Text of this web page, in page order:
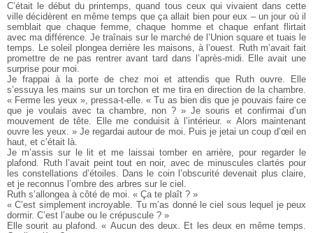
C’était le début du printemps, quand tous ceux qui vivaient dans cette
ville décidèrent en même temps que ça allait bien pour eux – un jour où il
semblait que chaque femme, chaque homme et chaque enfant flirtait
avec ma différence. Je traînais sur le marché de l’Union square et tuais le
temps. Le soleil plongea derrière les maisons, à l’ouest. Ruth m’avait fait
promettre de ne pas rentrer avant tard dans l’après-midi. Elle avait une
surprise pour moi.
Je frappai à la porte de chez moi et attendis que Ruth ouvre. Elle
s’essuya les mains sur un torchon et me tira en direction de la chambre.
« Ferme les yeux », pressa-t-elle. « Tu as bien dis que je pouvais faire ce
que je voulais avec ta chambre, non ? » Je souris et confirmai d’un
mouvement de tête. Elle me conduisit à l’intérieur. « Alors maintenant
ouvre les yeux. » Je regardai autour de moi. Puis je jetai un coup d’œil en
haut, et c’était là.
Je m’assis sur le lit et me laissai tomber en arrière, pour regarder le
plafond. Ruth l’avait peint tout en noir, avec de minuscules clartés pour
les constellations d’étoiles. Dans le coin l’obscurité devenait plus claire,
et je reconnus l’ombre des arbres sur le ciel.
Ruth s’allongea à côté de moi. « Ça te plaît ? »
« C’est simplement incroyable. Tu m’as donné le ciel sous lequel je peux
dormir. C’est l’aube ou le crépuscule ? »
Elle sourit au plafond. « Aucun des deux. Et les deux en même temps.